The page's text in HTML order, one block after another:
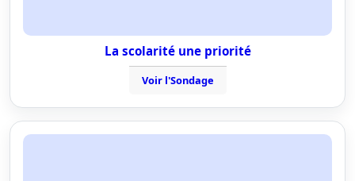
La scolarité une priorité
Voir l'Sondage